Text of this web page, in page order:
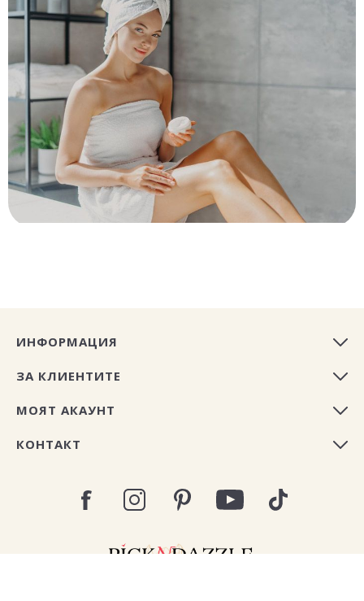
ИНФОРМАЦИЯ
ЗА КЛИЕНТИТЕ
МОЯТ АКАУНТ
КОНТАКТ